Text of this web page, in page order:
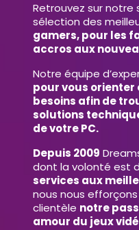
Retrouvez sur notre
sélection des
gamers, pour les
accros aux
Notre équipe
pour vous orienter
besoins afin de
solutions
de votre PC.
Depuis 2009
dont la volonté est
services aux
nous nous
clientèle notre
amour du jeux